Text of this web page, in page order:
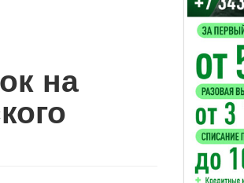
на